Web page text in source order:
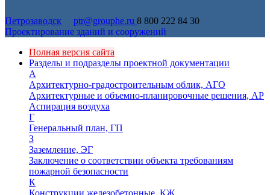
Петрозаводск ptr@grouphe.ru 8 800 222 84 30
Проектирование зданий и сооружений
Полная версия сайта
Разделы и подразделы проектной документации
А
Архитектурно-градостроительным облик, АГО
Архитектурные и объемно-планировочные решения, АР
Аспирация воздуха
Г
Генеральный план, ГП
З
Заземление, ЭГ
Заключение о соответствии объекта требованиям
пожарной безопасности
К
Конструкции железобетонные, КЖ